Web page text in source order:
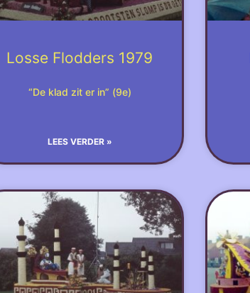
Losse Flodders 1979
“De klad zit er in” (9e)
LEES VERDER »